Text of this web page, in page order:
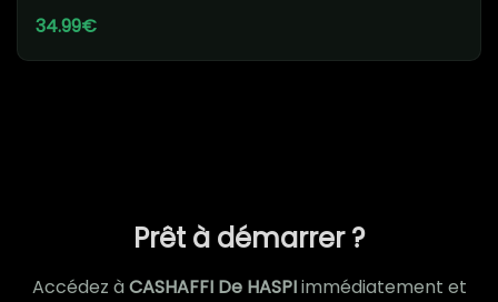
34.99€
Prêt à démarrer ?
Accédez àCASHAFFI De HASPIimmédiatement et